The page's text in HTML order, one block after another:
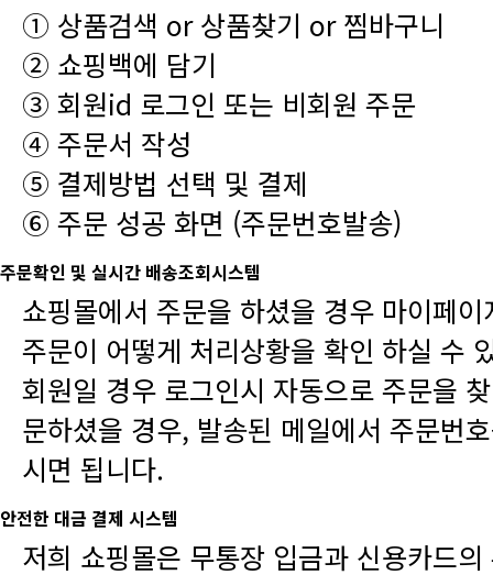
① 상품검색 or 상품찾기 or 찜바구니
② 쇼핑백에 담기
③ 회원id 로그인 또는 비회원 주문
④ 주문서 작성
⑤ 결제방법 선택 및 결제
⑥ 주문 성공 화면 (주문번호발송)
주문확인 및 실시간 배송조회시스템
주문이 어떻게 처리상황을 확인 하실 수
시면 됩니다.
안전한 대금 결제 시스템